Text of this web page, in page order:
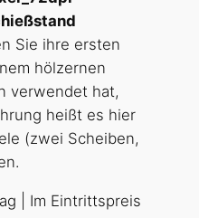
Sie ihre ersten
hölzernen
verwendet hat,
heißt es hier
(zwei Scheiben,
| Im Eintrittspreis